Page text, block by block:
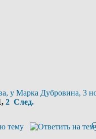
у Марка Дубровина, 3
, 2 След.